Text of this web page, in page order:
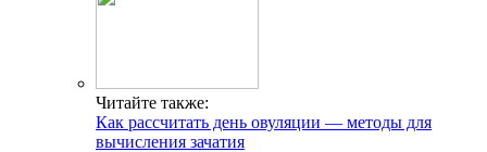
Читайте также:
Как рассчитать день овуляции — методы для
вычисления зачатия